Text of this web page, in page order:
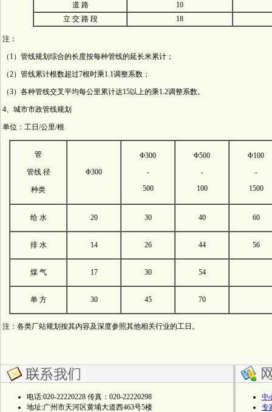
道 路
10
立 交 路 段
18
注：
（1）管线规划综合的长度按每种管线的延长米累计；
（2）管线累计根数超过7根时乘1.1调整系数；
（3）各种管线交叉平均每公里累计达15以上的乘1.2调整系数。
4、城市市政管线规划
单位：工日/公里/根
管
管线 径
种类
Φ300
Φ300
-
500
Φ500
-
100
Φ100
-
1500
给 水 20 30 40 60
排 水 14 26 44 56
煤 气 17 30 54
单 方 30 45 70
注：各类厂站规划按其内容及深度参照其他相关行业的工日。
电话:020-22220228 传真：020-22220298
地址:广州市天河区黄埔大道西463号5楼
中
专